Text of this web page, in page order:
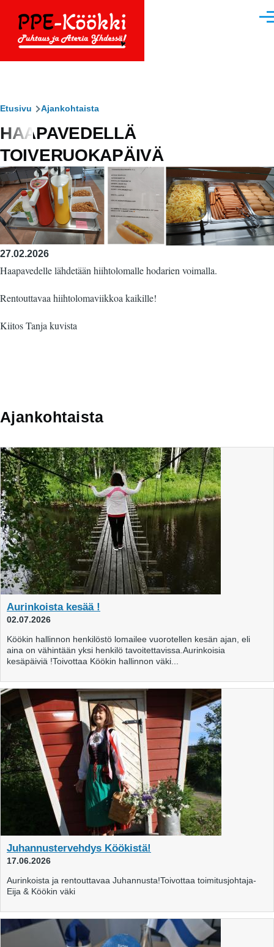
Murupolku
Etusivu Ajankohtaista
HAAPAVEDELLÄ
TOIVERUOKAPÄIVÄ
27.02.2026
Haapavedelle lähdetään hiihtolomalle hodarien voimalla.
Rentouttavaa hiihtolomaviikkoa kaikille!
Kiitos Tanja kuvista
Ajankohtaista
Aurinkoista kesää !
02.07.2026
Köökin hallinnon henkilöstö lomailee vuorotellen kesän ajan, eli
aina on vähintään yksi henkilö tavoitettavissa.Aurinkoisia
kesäpäiviä !Toivottaa Köökin hallinnon väki...
Juhannustervehdys Köökistä!
17.06.2026
Aurinkoista ja rentouttavaa Juhannusta!Toivottaa toimitusjohtaja-
Eija & Köökin väki